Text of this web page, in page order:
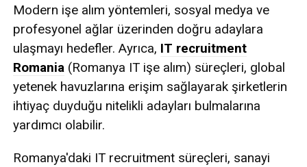
Modern işe alım yöntemleri, sosyal medya ve
profesyonel ağlar üzerinden doğru adaylara
ulaşmayı hedefler. Ayrıca, IT recruitment
Romania (Romanya IT işe alım) süreçleri, global
yetenek havuzlarına erişim sağlayarak şirketlerin
ihtiyaç duyduğu nitelikli adayları bulmalarına
yardımcı olabilir.
Romanya'daki IT recruitment süreçleri, sanayi